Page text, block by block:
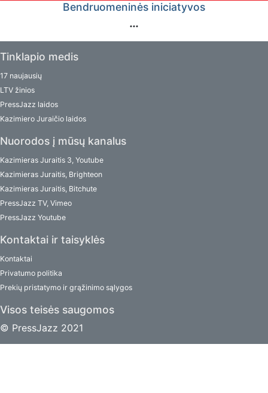
Bendruomeninės iniciatyvos
Tinklapio medis
17 naujausių
LTV žinios
PressJazz laidos
Kazimiero Juraičio laidos
Nuorodos į mūsų kanalus
Kazimieras Juraitis 3, Youtube
Kazimieras Juraitis, Brighteon
Kazimieras Juraitis, Bitchute
PressJazz TV, Vimeo
PressJazz Youtube
Kontaktai ir taisyklės
Kontaktai
Privatumo politika
Prekių pristatymo ir grąžinimo sąlygos
Visos teisės saugomos
© PressJazz 2021